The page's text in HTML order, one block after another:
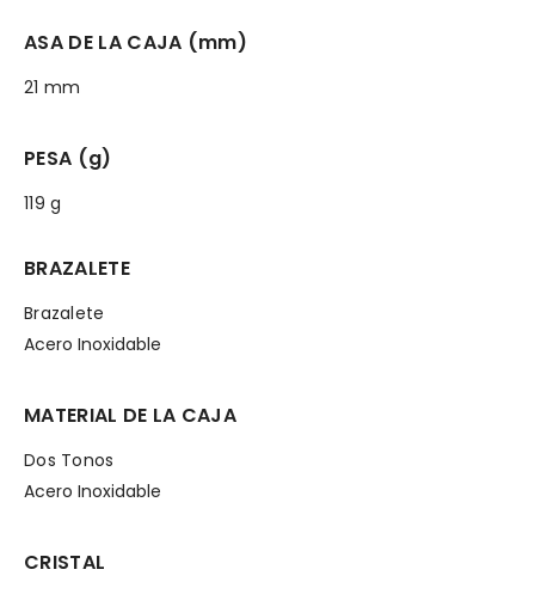
ASA DE LA CAJA (mm)
21 mm
PESA (g)
119 g
BRAZALETE
Brazalete
Acero Inoxidable
MATERIAL DE LA CAJA
Dos Tonos
Acero Inoxidable
CRISTAL